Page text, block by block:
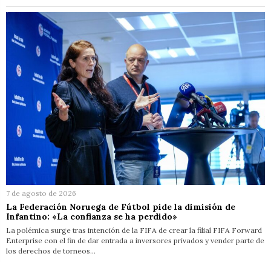
7 de agosto de 2026
La Federación Noruega de Fútbol pide la dimisión de
Infantino: «La confianza se ha perdido»
La polémica surge tras intención de la FIFA de crear la filial FIFA Forward
Enterprise con el fin de dar entrada a inversores privados y vender parte de
los derechos de torneos…